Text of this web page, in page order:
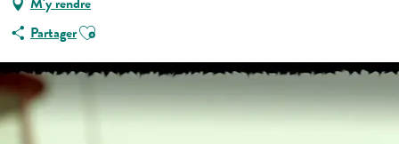
PartagerAjouter aux favoris